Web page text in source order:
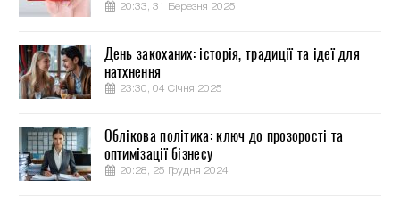
20:33, 31 Березня 2025
День закоханих: історія, традиції та ідеї для
натхнення
23:30, 04 Січня 2025
Облікова політика: ключ до прозорості та
оптимізації бізнесу
20:28, 25 Грудня 2024